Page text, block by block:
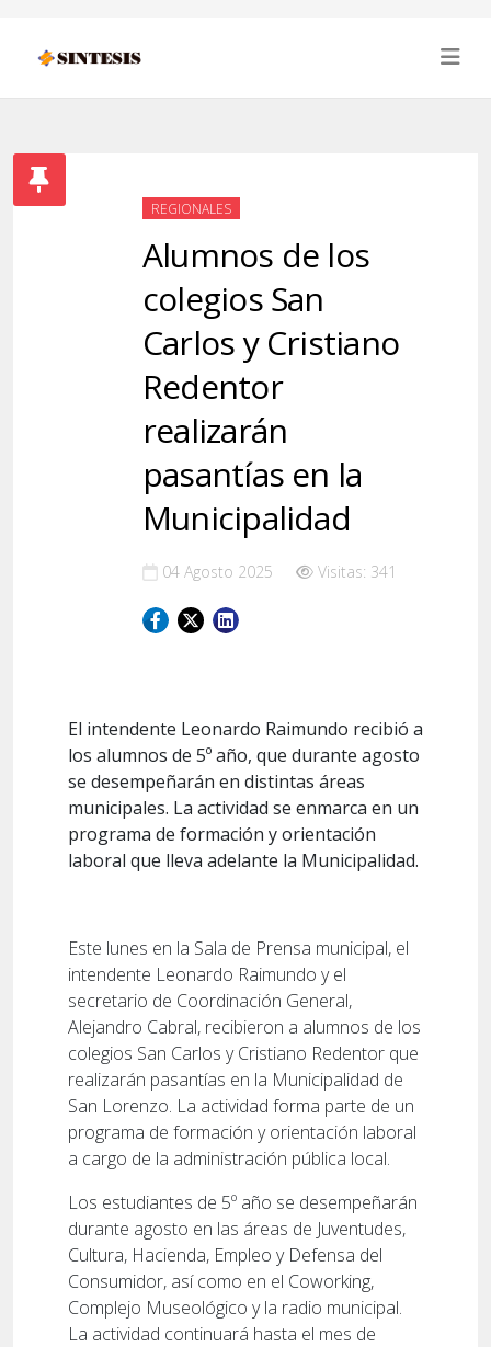
REGIONALES
Alumnos de los
colegios San
Carlos y Cristiano
Redentor
realizarán
pasantías en la
Municipalidad
04 Agosto 2025 Visitas: 341
El intendente Leonardo Raimundo recibió a
los alumnos de 5º año, que durante agosto
se desempeñarán en distintas áreas
municipales. La actividad se enmarca en un
programa de formación y orientación
laboral que lleva adelante la Municipalidad.
Este lunes en la Sala de Prensa municipal, el
intendente Leonardo Raimundo y el
secretario de Coordinación General,
Alejandro Cabral, recibieron a alumnos de los
colegios San Carlos y Cristiano Redentor que
realizarán pasantías en la Municipalidad de
San Lorenzo. La actividad forma parte de un
programa de formación y orientación laboral
a cargo de la administración pública local.
Los estudiantes de 5º año se desempeñarán
durante agosto en las áreas de Juventudes,
Cultura, Hacienda, Empleo y Defensa del
Consumidor, así como en el Coworking,
Complejo Museológico y la radio municipal.
La actividad continuará hasta el mes de